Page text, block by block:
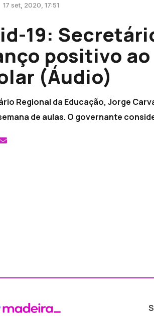
17 set, 2020, 17:51
19:
positivo
(Áudio)
Regional da Educação, Jorge
de aulas. O governante